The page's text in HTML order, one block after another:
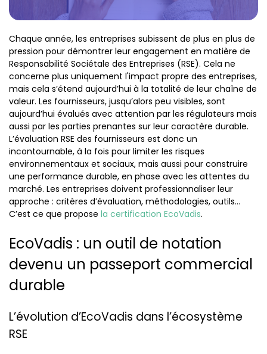
Chaque année, les entreprises subissent de plus en plus de
pression pour démontrer leur engagement en matière de
Responsabilité Sociétale des Entreprises (RSE). Cela ne
concerne plus uniquement l'impact propre des entreprises,
mais cela s’étend aujourd’hui à la totalité de leur chaîne de
valeur. Les fournisseurs, jusqu’alors peu visibles, sont
aujourd’hui évalués avec attention par les régulateurs mais
aussi par les parties prenantes sur leur caractère durable.
L’évaluation RSE des fournisseurs est donc un
incontournable, à la fois pour limiter les risques
environnementaux et sociaux, mais aussi pour construire
une performance durable, en phase avec les attentes du
marché. Les entreprises doivent professionnaliser leur
approche : critères d’évaluation, méthodologies, outils…
C’est ce que propose la certification EcoVadis.
EcoVadis : un outil de notation
devenu un passeport commercial
durable
L’évolution d’EcoVadis dans l’écosystème
RSE